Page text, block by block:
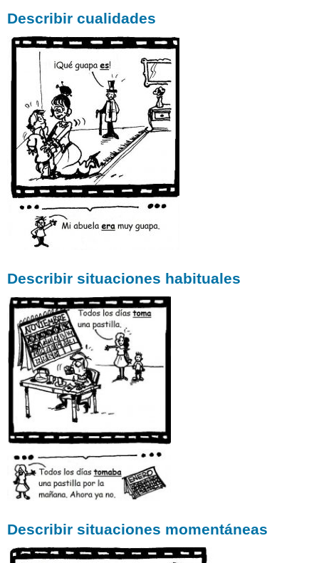
Describir cualidades
Describir situaciones habituales
Describir situaciones momentáneas